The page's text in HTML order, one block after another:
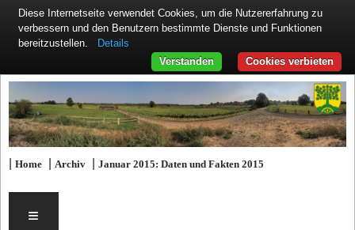
|Home |Archiv |Januar 2015: Daten und Fakten 2015
≡
Diese Internetseite verwendet Cookies, um die Nutzererfahrung zu
verbessern und den Benutzern bestimmte Dienste und Funktionen
bereitzustellen.
Details
Cookies verbieten
Verstanden